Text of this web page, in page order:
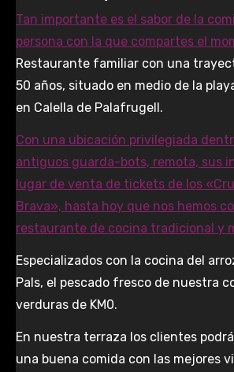
Tan importante es el sabor de la
persona con la que compartes el
Restaurante familiar con una
50 años, situado en medio de la
en Calella de Palafrugell.
Con una ubicación privilegiada
antiguos guarda-bots, remota, sus
lugar de venta de tickets de los
Brava», hasta hoy que nos hemos
restaurante de cocina tradicional y
Especializados con la cocina del
Pals, el pescado fresco de nuestra
verduras de KM0.
En nuestra terraza los clientes
una buena comida con las mejores